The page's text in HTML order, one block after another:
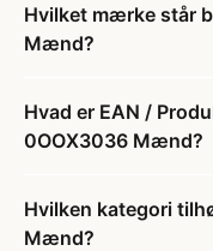
Hvilket mærke står
Mænd?
Hvad er EAN /
0OOX3036 Mænd?
Hvilken kategori
Mænd?